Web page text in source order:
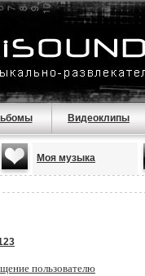
Видеоклипы
Моя музыка
пользователю